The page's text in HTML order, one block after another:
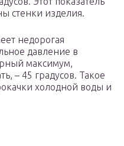
стенки изделия.
недорогая
давление в
максимум,
– 45 градусов. Такое
холодной воды и